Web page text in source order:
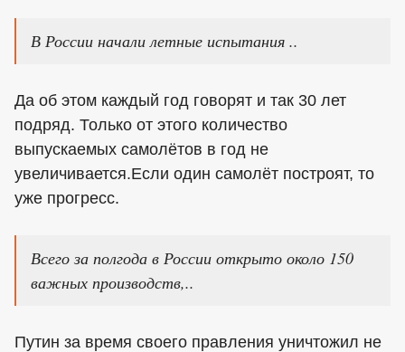
В России начали летные испытания ..
Да об этом каждый год говорят и так 30 лет
подряд. Только от этого количество
выпускаемых самолётов в год не
увеличивается.Если один самолёт построят, то
уже прогресс.
Всего за полгода в России открыто около 150
важных производств,..
Путин за время своего правления уничтожил не